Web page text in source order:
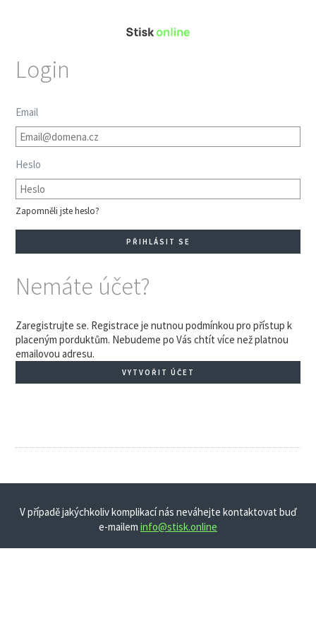
Login
Email
Heslo
Zapomněli jste heslo?
Nemáte účet?
Zaregistrujte se. Registrace je nutnou podmínkou pro přístup k
placeným porduktům. Nebudeme po Vás chtít více než platnou
emailovou adresu.
VYTVOŘIT ÚČET
V případě jakýchkoliv komplikací nás neváhejte kontaktovat buď
e-mailem info@stisk.online